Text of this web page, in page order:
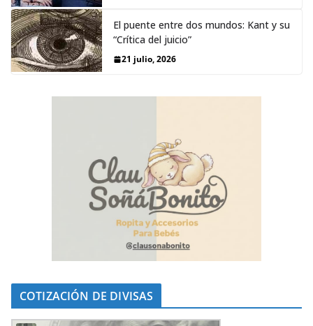
El puente entre dos mundos: Kant y su
“Crítica del juicio”
21 julio, 2026
COTIZACIÓN DE DIVISAS